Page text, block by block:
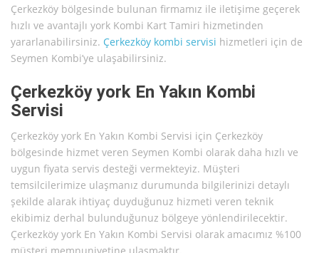
Çerkezköy bölgesinde bulunan firmamız ile iletişime geçerek
hızlı ve avantajlı york Kombi Kart Tamiri hizmetinden
yararlanabilirsiniz. Çerkezköy kombi servisi hizmetleri için de
Seymen Kombi’ye ulaşabilirsiniz.
Çerkezköy york En Yakın Kombi
Servisi
Çerkezköy york En Yakın Kombi Servisi için Çerkezköy
bölgesinde hizmet veren Seymen Kombi olarak daha hızlı ve
uygun fiyata servis desteği vermekteyiz. Müşteri
temsilcilerimize ulaşmanız durumunda bilgilerinizi detaylı
şekilde alarak ihtiyaç duyduğunuz hizmeti veren teknik
ekibimiz derhal bulunduğunuz bölgeye yönlendirilecektir.
Çerkezköy york En Yakın Kombi Servisi olarak amacımız %100